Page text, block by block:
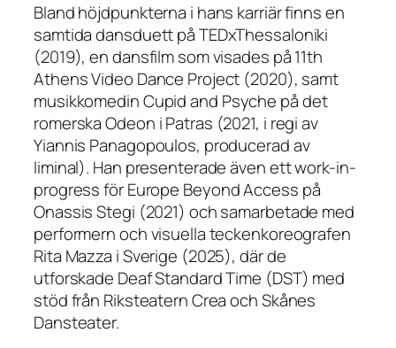
Bland höjdpunkterna i hans karriär finns en
samtida dansduett på TEDxThessaloniki
(2019), en dansfilm som visades på 11th
Athens Video Dance Project (2020), samt
musikkomedinCupid and Psyche på det
romerska Odeon i Patras (2021, i regi av
Yiannis Panagopoulos, producerad av
liminal). Han presenterade även ett work-in-
progress förEurope Beyond Access på
Onassis Stegi (2021) och samarbetade med
performern och visuella teckenkoreografen
Rita Mazza i Sverige (2025), där de
utforskade Deaf Standard Time (DST) med
stöd från Riksteatern Crea och Skånes
Dansteater.